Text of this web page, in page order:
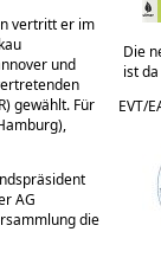
vertritt er im
und
gewählt. Für
AG
die
Die
ist
EVT/